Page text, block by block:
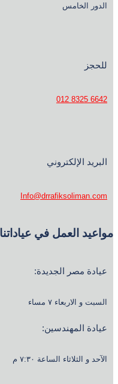
الدور الخامس
للحجز
6642 8325 012
البريد الإلكتروني
Info@drrafiksoliman.com
مواعيد العمل في عياداتنا
عيادة مصر الجديدة:
السبت و الاربعاء ٧ مساء
عيادة المهندسين:
الآحد و الثلاثاء الساعة ٧:٣٠ م